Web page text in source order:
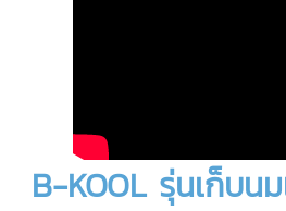
B-KOOL รุ่นเก็บน